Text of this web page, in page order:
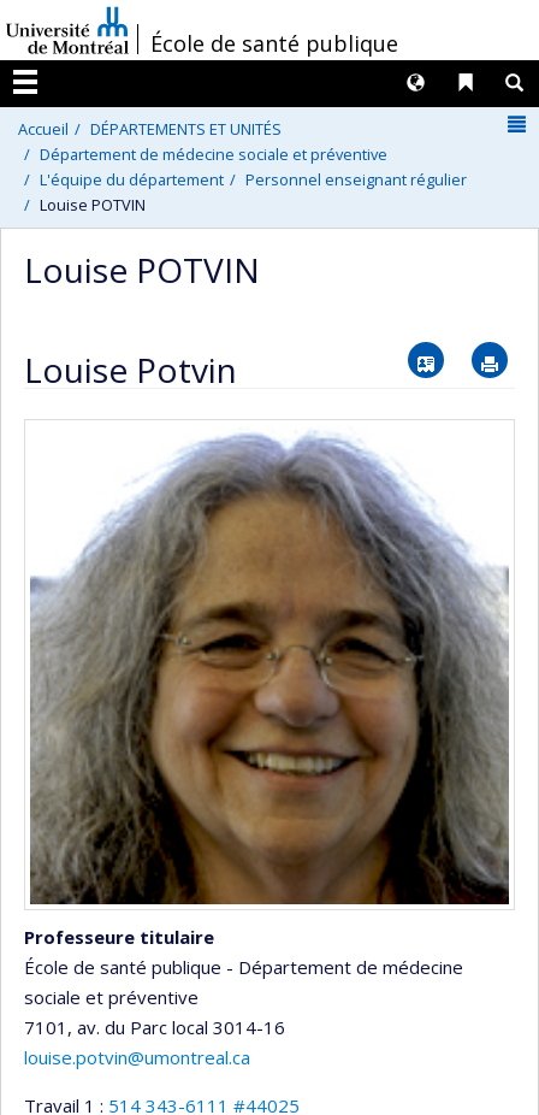
au
contenu
/École de santé publique
Menu
Liens
Langues
Accueil
DÉPARTEMENTS ET UNITÉS
Département de médecine sociale et préventive
L'équipe du département
Personnel enseignant régulier
Louise POTVIN
Louise POTVIN
Louise Potvin Vcard
Professeure titulaire
École de santé publique - Département de médecine
sociale et préventive
7101, av. du Parc local 3014-16
louise.potvin@umontreal.ca
Travail 1 : 514 343-6111 #44025